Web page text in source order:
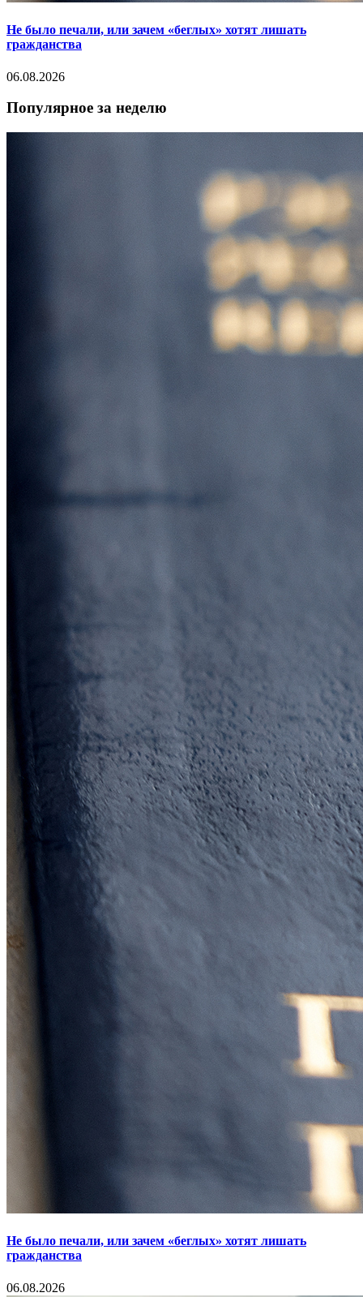
Не было печали, или зачем «беглых» хотят лишать
гражданства
06.08.2026
Популярное за неделю
Не было печали, или зачем «беглых» хотят лишать
гражданства
06.08.2026